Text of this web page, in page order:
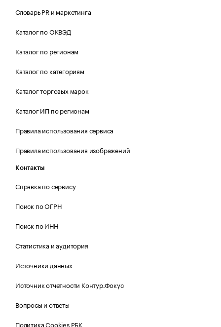
Словарь PR и маркетинга
Каталог по ОКВЭД
Каталог по регионам
Каталог по категориям
Каталог торговых марок
Каталог ИП по регионам
Правила использования сервиса
Правила использования изображений
Контакты
Справка по сервису
Поиск по ОГРН
Поиск по ИНН
Статистика и аудитория
Источники данных
Источник отчетности Контур.Фокус
Вопросы и ответы
Политика Cookies РБК